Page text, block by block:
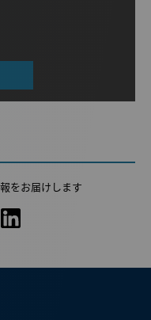
をお届けします